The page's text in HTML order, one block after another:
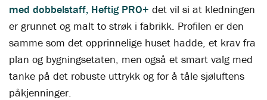
med dobbelstaff, Heftig PRO+ det vil si at kledningen
er grunnet og malt to strøk i fabrikk. Profilen er den
samme som det opprinnelige huset hadde, et krav fra
plan og bygningsetaten, men også et smart valg med
tanke på det robuste uttrykk og for å tåle sjøluftens
påkjenninger.